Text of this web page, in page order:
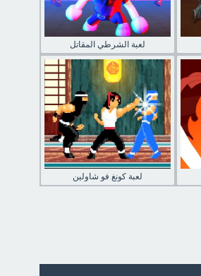
لعبة الشرطي المقاتل
لعبة كونغ فو شاولين